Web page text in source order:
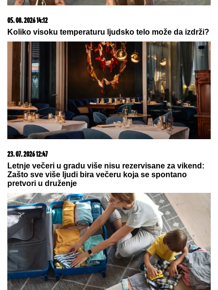
20. 07. 2026 08:04
REGISTRUJ SE UZ PROMO KOD CASINO Preuzmi
1500 BESPLATNIH SPINOVA
06. 08. 2026 09:39
Marija (3) se igrala u dvorištu i samo je nestala: Posle
42 godine otac je pronašao, zanemeo je kada je saznao
gde je bila